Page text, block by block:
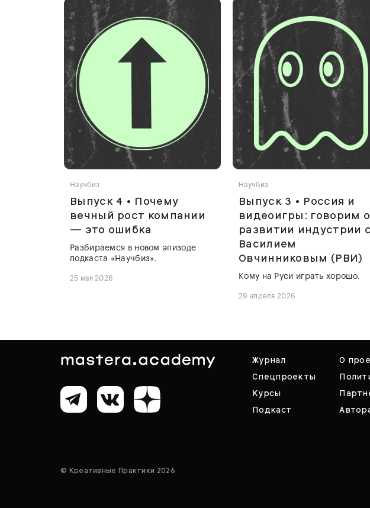
Научбиз
Выпуск 4 • Почему
вечный рост компании
— это ошибка
Разбираемся в новом эпизоде
подкаста «Научбиз».
25 мая 2026
Научбиз
Выпуск 3 • Россия и
видеоигры: говорим о
развитии индустрии с
Василием
Овчинниковым (РВИ)
Кому на Руси играть хорошо.
29 апреля 2026
Журнал
Спецпроекты
Курсы
Подкаст
О
© Креативные Практики 2026